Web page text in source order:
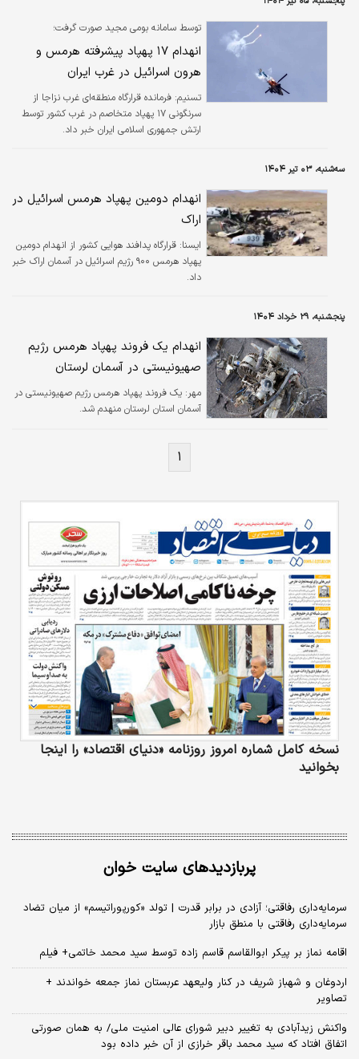
توسط سامانه بومی مجید صورت گرفت؛
انهدام ۱۷ پهپاد پیشرفته هرمس و
هرون اسرائیل در غرب ‌ایران
تسنیم: فرمانده قرارگاه منطقه‌ای غرب نزاجا از
سرنگونی ۱۷ پهپاد متخاصم در غرب کشور توسط
ارتش جمهوری اسلامی ایران خبر داد.
سه‌شنبه، ۰۳ تیر ۱۴۰۴
انهدام دومین پهپاد هرمس اسرائیل در
اراک
ايسنا: قرارگاه پدافند هوایی کشور از انهدام دومین
پهپاد هرمس ۹۰۰ رژیم اسرائیل در آسمان اراک خبر
داد.
پنجشنبه، ۲۹ خرداد ۱۴۰۴
انهدام یک فروند پهپاد هرمس رژیم
صهیونیستی در آسمان لرستان
مهر: یک فروند پهپاد هرمس رژیم صهیونیستی در
آسمان استان لرستان منهدم شد.
۱
نسخه کامل شماره امروز روزنامه «دنیای‌ اقتصاد» را اینجا
بخوانید
پربازدیدهای سایت خوان
سرمایه‌داری رفاقتی؛ آزادی در برابر قدرت | تولد «کورپوراتیسم» از میان تضاد
سرمایه‌داری رفاقتی با منطق بازار
اقامه نماز بر پیکر ابوالقاسم قاسم زاده توسط سید محمد خاتمی+ فیلم
اردوغان و شهباز شریف در کنار ولیعهد عربستان نماز جمعه خواندند +
تصاویر
واکنش زیدآبادی به تغییر دبیر شورای عالی امنیت ملی/ به همان صورتی
اتفاق افتاد که سید محمد باقر خرازی از آن خبر داده بود